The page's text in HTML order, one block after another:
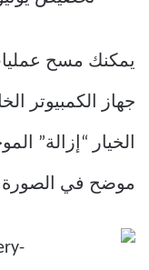
يمكنك مسح
جهاز الكمبيوتر
الخيار “إزالة”
موضح في الصورة